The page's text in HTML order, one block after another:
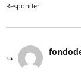
Responder